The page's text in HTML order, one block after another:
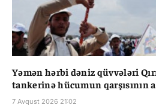
Yəmən hərbi dəniz qüvvələri
tankerinə hücumun qarşısının
7 Avqust 2026 21:02